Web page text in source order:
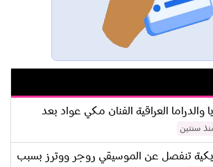
والدراما العراقية الفنان مكي عواد بعد
سنتين
تنفصل عن الموسيقي روجر ووترز بسبب